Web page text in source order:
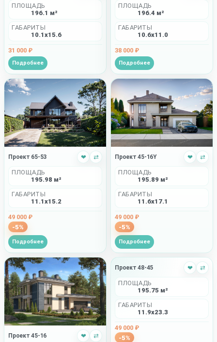
ПЛОЩАДЬ
196.1 м²
ГАБАРИТЫ
10.1x15.6
31 000 ₽
Подробнее
ПЛОЩАДЬ
196.4 м²
ГАБАРИТЫ
10.6x11.0
38 000 ₽
Подробнее
Проект 65-53 ❤ ⇄
ПЛОЩАДЬ
195.98 м²
ГАБАРИТЫ
11.1x15.2
49 000 ₽
-5%
Подробнее
Проект 45-16Y ❤ ⇄
ПЛОЩАДЬ
195.89 м²
ГАБАРИТЫ
11.6x17.1
49 000 ₽
-5%
Подробнее
Проект 45-16 ❤ ⇄
Проект 48-45 ❤ ⇄
ПЛОЩАДЬ
195.75 м²
ГАБАРИТЫ
11.9x23.3
49 000 ₽
-5%